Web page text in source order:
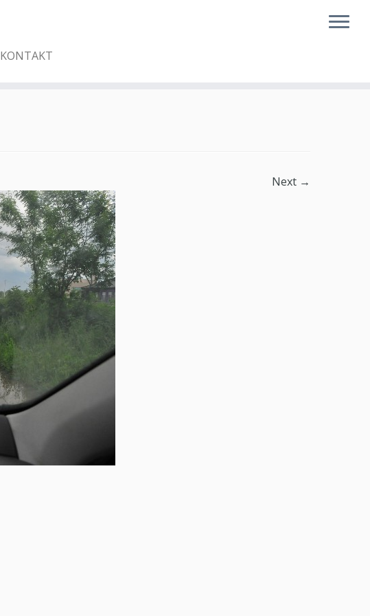
KONTAKT
Next →